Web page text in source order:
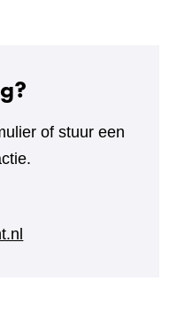
of stuur een